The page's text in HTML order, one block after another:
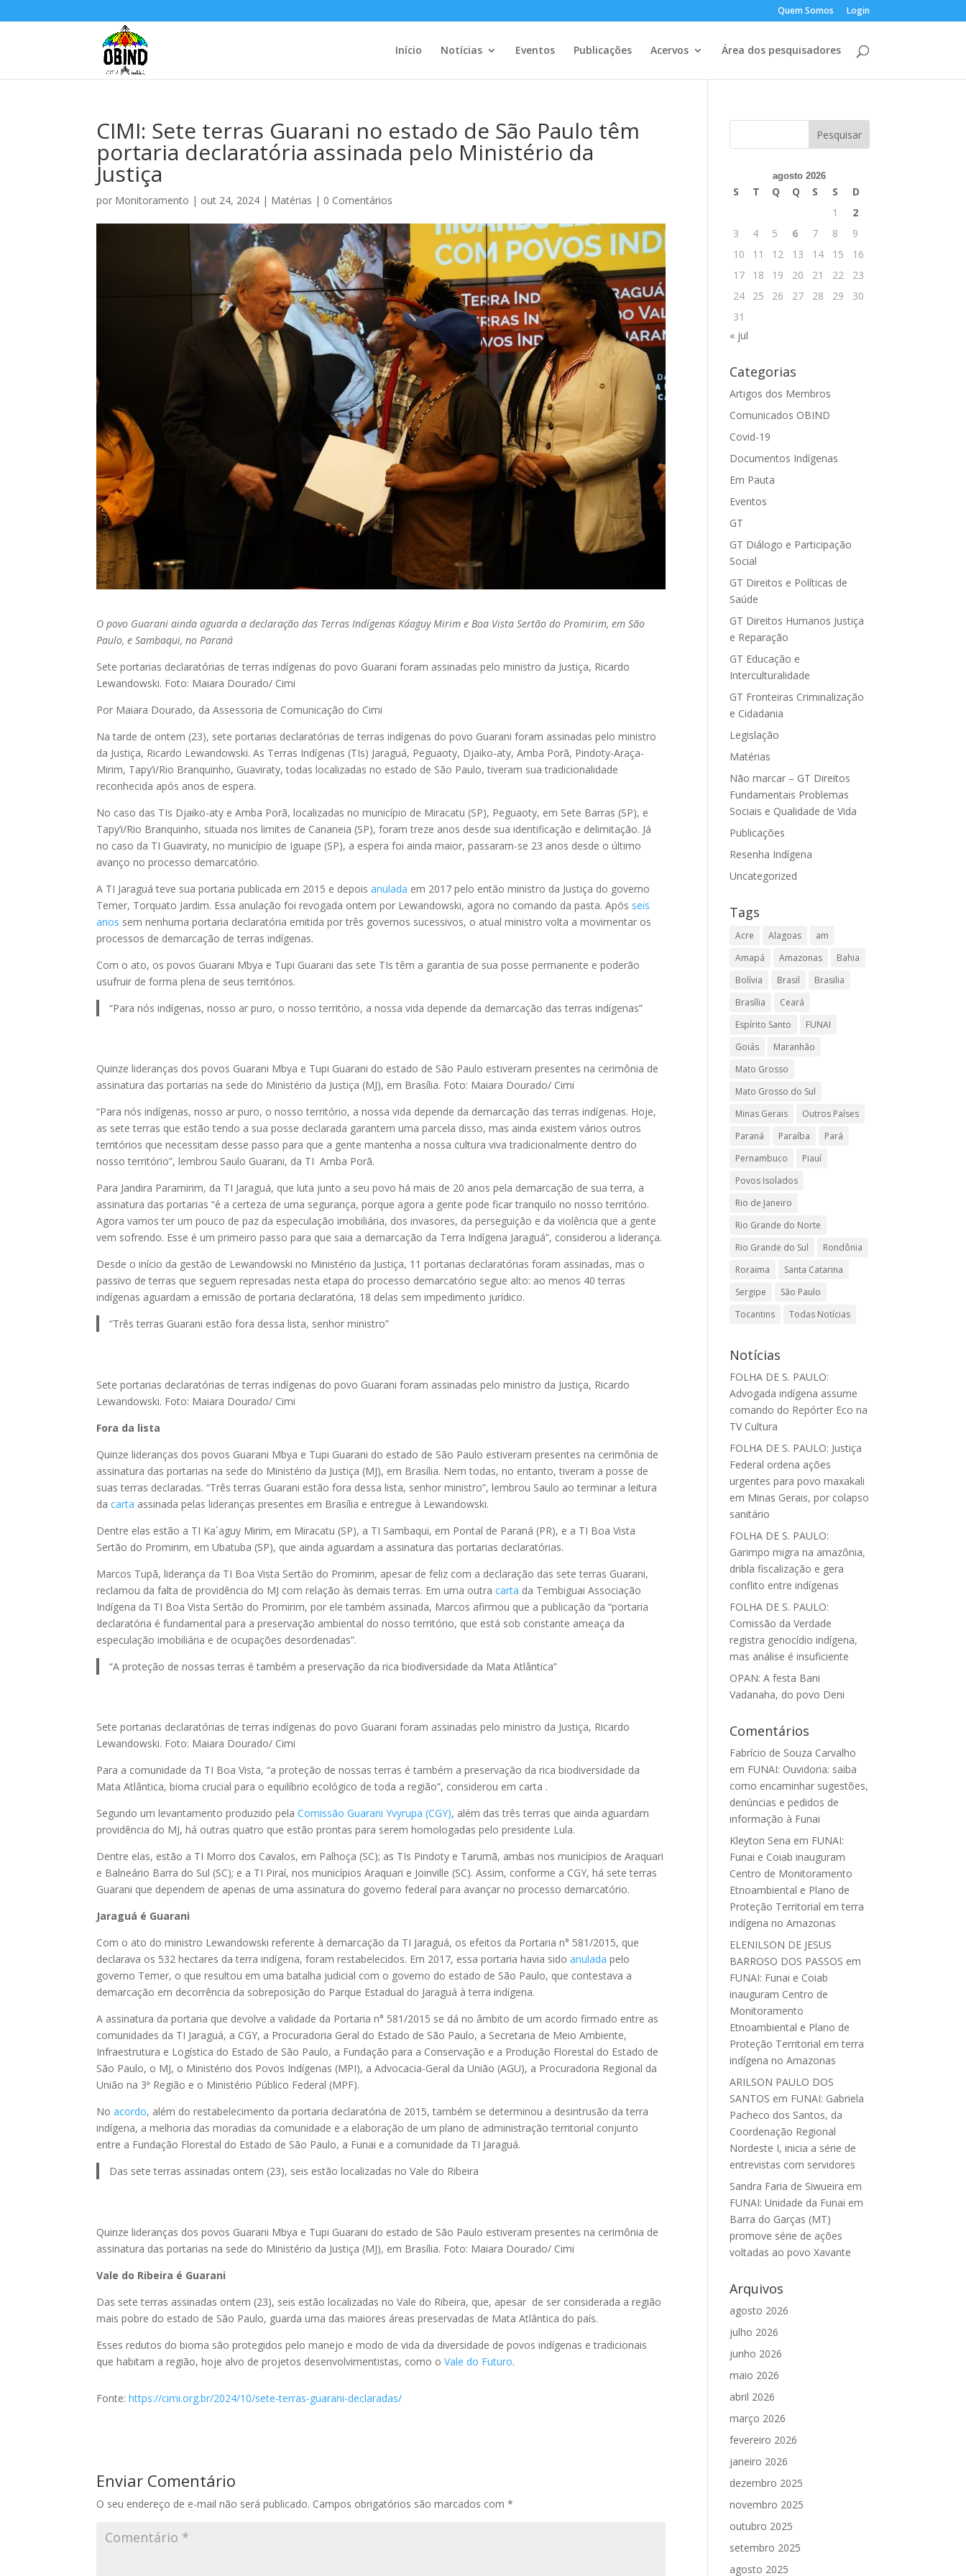
Quem Somos Login
Início Notícias Eventos Publicações Acervos Área dos pesquisadores
CIMI: Sete terras Guarani no estado de São Paulo têm
portaria declaratória assinada pelo Ministério da
Justiça
por Monitoramento | out 24, 2024 | Matérias | 0 Comentários
O povo Guarani ainda aguarda a declaração das Terras Indígenas Ka´aguy Mirim e Boa Vista Sertão do Promirim, em São
Paulo, e Sambaqui, no Paraná
Sete portarias declaratórias de terras indígenas do povo Guarani foram assinadas pelo ministro da Justiça, Ricardo
Lewandowski. Foto: Maiara Dourado/ Cimi
Por Maiara Dourado, da Assessoria de Comunicação do Cimi
Na tarde de ontem (23), sete portarias declaratórias de terras indígenas do povo Guarani foram assinadas pelo ministro
da Justiça, Ricardo Lewandowski. As Terras Indígenas (TIs) Jaraguá, Peguaoty, Djaiko-aty, Amba Porã, Pindoty-Araça-
Mirim, Tapy’i/Rio Branquinho, Guaviraty, todas localizadas no estado de São Paulo, tiveram sua tradicionalidade
reconhecida após anos de espera.
No caso das TIs Djaiko-aty e Amba Porã, localizadas no município de Miracatu (SP), Peguaoty, em Sete Barras (SP), e
Tapy’i/Rio Branquinho, situada nos limites de Cananeia (SP), foram treze anos desde sua identificação e delimitação. Já
no caso da TI Guaviraty, no município de Iguape (SP), a espera foi ainda maior, passaram-se 23 anos desde o último
avanço no processo demarcatório.
A TI Jaraguá teve sua portaria publicada em 2015 e depoisanulada em 2017 pelo então ministro da Justiça do governo
Temer, Torquato Jardim. Essa anulação foi revogada ontem por Lewandowski, agora no comando da pasta. Após seis
anos sem nenhuma portaria declaratória emitida por três governos sucessivos, o atual ministro volta a movimentar os
processos de demarcação de terras indígenas.
Com o ato, os povos Guarani Mbya e Tupi Guarani das sete TIs têm a garantia de sua posse permanente e poderão
usufruir de forma plena de seus territórios.
“Para nós indígenas, nosso ar puro, o nosso território, a nossa vida depende da demarcação das terras indígenas”
Quinze lideranças dos povos Guarani Mbya e Tupi Guarani do estado de São Paulo estiveram presentes na cerimônia de
assinatura das portarias na sede do Ministério da Justiça (MJ), em Brasília. Foto: Maiara Dourado/ Cimi
“Para nós indígenas, nosso ar puro, o nosso território, a nossa vida depende da demarcação das terras indígenas. Hoje,
as sete terras que estão tendo a sua posse declarada garantem uma parcela disso, mas ainda existem vários outros
territórios que necessitam desse passo para que a gente mantenha a nossa cultura viva tradicionalmente dentro do
nosso território”, lembrou Saulo Guarani, da TI Amba Porã.
Para Jandira Paramirim, da TI Jaraguá, que luta junto a seu povo há mais de 20 anos pela demarcação de sua terra, a
assinatura das portarias “é a certeza de uma segurança, porque agora a gente pode ficar tranquilo no nosso território.
Agora vamos ter um pouco de paz da especulação imobiliária, dos invasores, da perseguição e da violência que a gente
vem sofrendo. Esse é um primeiro passo para que saia a demarcação da Terra Indígena Jaraguá”, considerou a liderança.
Desde o início da gestão de Lewandowski no Ministério da Justiça, 11 portarias declaratórias foram assinadas, mas o
passivo de terras que seguem represadas nesta etapa do processo demarcatório segue alto: ao menos 40 terras
indígenas aguardam a emissão de portaria declaratória, 18 delas sem impedimento jurídico.
“Três terras Guarani estão fora dessa lista, senhor ministro”
Sete portarias declaratórias de terras indígenas do povo Guarani foram assinadas pelo ministro da Justiça, Ricardo
Lewandowski. Foto: Maiara Dourado/ Cimi
Fora da lista
Quinze lideranças dos povos Guarani Mbya e Tupi Guarani do estado de São Paulo estiveram presentes na cerimônia de
assinatura das portarias na sede do Ministério da Justiça (MJ), em Brasília. Nem todas, no entanto, tiveram a posse de
suas terras declaradas. “Três terras Guarani estão fora dessa lista, senhor ministro”, lembrou Saulo ao terminar a leitura
dacarta assinada pelas lideranças presentes em Brasília e entregue à Lewandowski.
Dentre elas estão a TI Ka´aguy Mirim, em Miracatu (SP), a TI Sambaqui, em Pontal de Paraná (PR), e a TI Boa Vista
Sertão do Promirim, em Ubatuba (SP), que ainda aguardam a assinatura das portarias declaratórias.
Marcos Tupã, liderança da TI Boa Vista Sertão do Promirim, apesar de feliz com a declaração das sete terras Guarani,
reclamou da falta de providência do MJ com relação às demais terras. Em uma outracarta da Tembiguai Associação
Indígena da TI Boa Vista Sertão do Promirim, por ele também assinada, Marcos afirmou que a publicação da “portaria
declaratória é fundamental para a preservação ambiental do nosso território, que está sob constante ameaça da
especulação imobiliária e de ocupações desordenadas”.
“A proteção de nossas terras é também a preservação da rica biodiversidade da Mata Atlântica”
Sete portarias declaratórias de terras indígenas do povo Guarani foram assinadas pelo ministro da Justiça, Ricardo
Lewandowski. Foto: Maiara Dourado/ Cimi
Para a comunidade da TI Boa Vista, “a proteção de nossas terras é também a preservação da rica biodiversidade da
Mata Atlântica, bioma crucial para o equilíbrio ecológico de toda a região”, considerou em carta .
Segundo um levantamento produzido pelaComissão Guarani Yvyrupa (CGY), além das três terras que ainda aguardam
providência do MJ, há outras quatro que estão prontas para serem homologadas pelo presidente Lula.
Dentre elas, estão a TI Morro dos Cavalos, em Palhoça (SC); as TIs Pindoty e Tarumã, ambas nos municípios de Araquari
e Balneário Barra do Sul (SC); e a TI Piraí, nos municípios Araquari e Joinville (SC). Assim, conforme a CGY, há sete terras
Guarani que dependem de apenas de uma assinatura do governo federal para avançar no processo demarcatório.
Jaraguá é Guarani
Com o ato do ministro Lewandowski referente à demarcação da TI Jaraguá, os efeitos da Portaria n° 581/2015, que
declarava os 532 hectares da terra indígena, foram restabelecidos. Em 2017, essa portaria havia sidoanulada pelo
governo Temer, o que resultou em uma batalha judicial com o governo do estado de São Paulo, que contestava a
demarcação em decorrência da sobreposição do Parque Estadual do Jaraguá à terra indígena.
A assinatura da portaria que devolve a validade da Portaria n° 581/2015 se dá no âmbito de um acordo firmado entre as
comunidades da TI Jaraguá, a CGY, a Procuradoria Geral do Estado de São Paulo, a Secretaria de Meio Ambiente,
Infraestrutura e Logística do Estado de São Paulo, a Fundação para a Conservação e a Produção Florestal do Estado de
São Paulo, o MJ, o Ministério dos Povos Indígenas (MPI), a Advocacia-Geral da União (AGU), a Procuradoria Regional da
União na 3ª Região e o Ministério Público Federal (MPF).
Noacordo, além do restabelecimento da portaria declaratória de 2015, também se determinou a desintrusão da terra
indígena, a melhoria das moradias da comunidade e a elaboração de um plano de administração territorial conjunto
entre a Fundação Florestal do Estado de São Paulo, a Funai e a comunidade da TI Jaraguá.
Das sete terras assinadas ontem (23), seis estão localizadas no Vale do Ribeira
Quinze lideranças dos povos Guarani Mbya e Tupi Guarani do estado de São Paulo estiveram presentes na cerimônia de
assinatura das portarias na sede do Ministério da Justiça (MJ), em Brasília. Foto: Maiara Dourado/ Cimi
Vale do Ribeira é Guarani
Das sete terras assinadas ontem (23), seis estão localizadas no Vale do Ribeira, que, apesar de ser considerada a região
mais pobre do estado de São Paulo, guarda uma das maiores áreas preservadas de Mata Atlântica do país.
Esses redutos do bioma são protegidos pelo manejo e modo de vida da diversidade de povos indígenas e tradicionais
que habitam a região, hoje alvo de projetos desenvolvimentistas, como oVale do Futuro.
Fonte:https://cimi.org.br/2024/10/sete-terras-guarani-declaradas/
Enviar Comentário
O seu endereço de e-mail não será publicado. Campos obrigatórios são marcados com*
agosto 2026
S T Q Q S S
D
1
2
3
4 5 6 7 8
9
10
11 12 13 14 15
16
17
18 19 20 21 22
23
24
25 26 27 28 29
30
31
« jul
Categorias
Artigos dos Membros
Comunicados OBIND
Covid-19
Documentos Indígenas
Em Pauta
Eventos
GT
GT Diálogo e Participação
Social
GT Direitos e Políticas de
Saúde
GT Direitos Humanos Justiça
e Reparação
GT Educação e
Interculturalidade
GT Fronteiras Criminalização
e Cidadania
Legislação
Matérias
Não marcar – GT Direitos
Fundamentais Problemas
Sociais e Qualidade de Vida
Publicações
Resenha Indígena
Uncategorized
Tags
Acre Alagoas
am
Amapá
Amazonas
Bahia
Bolívia
Brasil
Brasilia
Brasília
Ceará
Espírito Santo
FUNAI
Goiás
Maranhão
Mato Grosso
Mato Grosso do Sul
Minas Gerais
Outros Países
Paraná
Paraíba
Pará
Pernambuco
Piauí
Povos Isolados
Rio de Janeiro
Rio Grande do Norte
Rio Grande do Sul
Rondônia
Roraima
Santa Catarina
Sergipe
São Paulo
Tocantins
Todas Notícias
Notícias
FOLHA DE S. PAULO:
Advogada indígena assume
comando do Repórter Eco na
TV Cultura
FOLHA DE S. PAULO: Justiça
Federal ordena ações
urgentes para povo maxakali
em Minas Gerais, por colapso
sanitário
FOLHA DE S. PAULO:
Garimpo migra na amazônia,
dribla fiscalização e gera
conflito entre indígenas
FOLHA DE S. PAULO:
Comissão da Verdade
registra genocídio indígena,
mas análise é insuficiente
OPAN: A festa Bani
Vadanaha, do povo Deni
Comentários
Fabrício de Souza Carvalho
em FUNAI: Ouvidoria: saiba
como encaminhar sugestões,
denúncias e pedidos de
informação à Funai
Kleyton Sena em FUNAI:
Funai e Coiab inauguram
Centro de Monitoramento
Etnoambiental e Plano de
Proteção Territorial em terra
indígena no Amazonas
ELENILSON DE JESUS
BARROSO DOS PASSOS em
FUNAI: Funai e Coiab
inauguram Centro de
Monitoramento
Etnoambiental e Plano de
Proteção Territorial em terra
indígena no Amazonas
ARILSON PAULO DOS
SANTOS em FUNAI: Gabriela
Pacheco dos Santos, da
Coordenação Regional
Nordeste I, inicia a série de
entrevistas com servidores
Sandra Faria de Siwueira em
FUNAI: Unidade da Funai em
Barra do Garças (MT)
promove série de ações
voltadas ao povo Xavante
Arquivos
agosto 2026
julho 2026
junho 2026
maio 2026
abril 2026
março 2026
fevereiro 2026
janeiro 2026
dezembro 2025
novembro 2025
outubro 2025
setembro 2025
agosto 2025